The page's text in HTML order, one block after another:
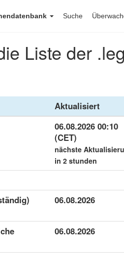
Suche
Liste der
Aktualisiert
06.08.2026 00:10
(CET)
nächste
in 2 stunden
06.08.2026
06.08.2026